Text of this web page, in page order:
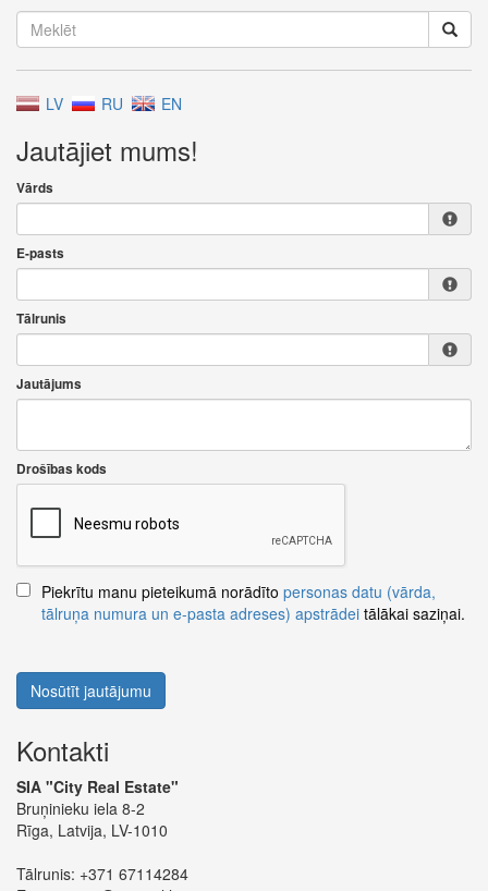
LV RU EN
Jautājiet mums!
Vārds
E-pasts
Tālrunis
Jautājums
Drošības kods
Piekrītu manu pieteikumā norādīto personas datu (vārda,
tālruņa numura un e-pasta adreses) apstrādei tālākai saziņai.
Nosūtīt jautājumu
Kontakti
SIA "City Real Estate"
Bruņinieku iela 8-2
Rīga, Latvija, LV-1010
Tālrunis: +371 67114284